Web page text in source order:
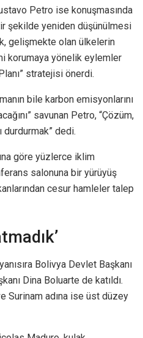
Petro ise konuşmasında
şekilde yeniden düşünülmesi
gelişmekte olan ülkelerin
korumaya yönelik eylemler
stratejisi önerdi.
bile karbon emisyonlarını
savunan Petro, “Çözüm,
durdurmak” dedi.
göre yüzlerce iklim
salonuna bir yürüyüş
cesur hamleler talep
Bolivya Devlet Başkanı
Dina Boluarte de katıldı.
Surinam adına ise üst düzey